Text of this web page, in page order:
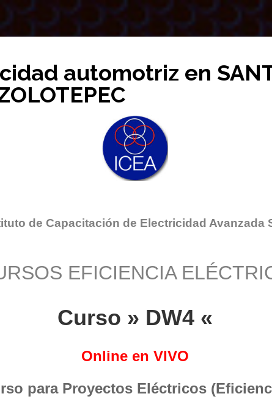
automotriz en
de Capacitación de Electricidad Avanzada
EFICIENCIA
Curso » DW4 «
Online en VIVO
para Proyectos Eléctricos